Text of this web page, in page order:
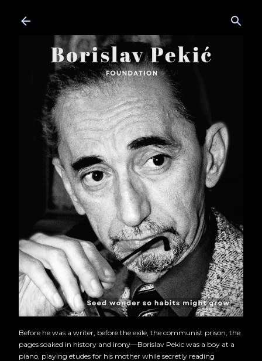
Before he was a writer, before the exile, the communist prison, the
pages soaked in history and irony—Borislav Pekic was a boy at a
piano, playing etudes for his mother while secretly reading